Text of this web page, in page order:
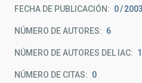
FECHA DE PUBLICACIÓN: 0 2003
NÚMERO DE AUTORES 6
NÚMERO DE AUTORES DEL IAC 1
NÚMERO DE CITAS 0